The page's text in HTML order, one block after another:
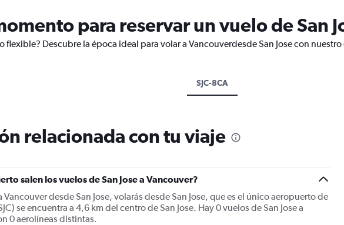
para reservar un vuelo de San
flexible? Descubre la época ideal para volar a Vancouverdesde San Jose con
SJC-8CA
relacionada con tu viaje
salen los vuelos de San Jose a Vancouver?
Vancouver desde San Jose, volarás desde San Jose, que es el único aeropuerto de
se encuentra a 4,6 km del centro de San Jose. Hay 0 vuelos de San Jose a
0 aerolíneas distintas.